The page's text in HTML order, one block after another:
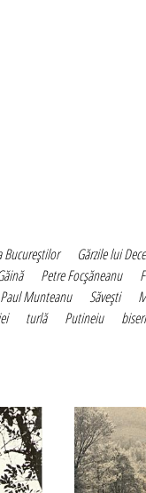
Bucureştilor Gărzile lui
Petre Focşăneanu
Paul Munteanu Săveşti
turlă Putineiu